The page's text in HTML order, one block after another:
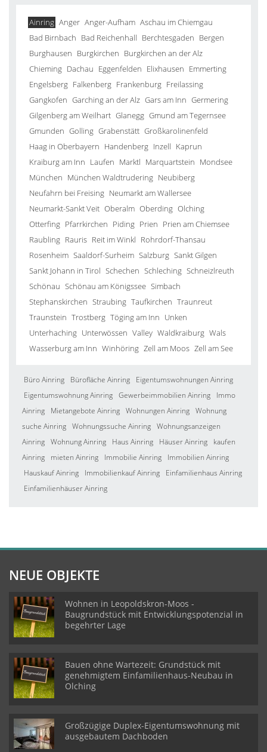
Ainring Anger Anger-Aufham Aschau im Chiemgau
Bad Birnbach Bad Reichenhall Berchtesgaden Bergen
Burghausen Burgkirchen Burgkirchen an der Alz
Chieming Dachau Eggenfelden Elixhausen Emmerting
Engelsberg Falkenberg Frankenburg Freilassing
Gangkofen Garching an der Alz Gars am Inn Germering
Gilgenberg am Weilhart Glanegg Gmund am Tegernsee
Gmunden Golling Grabenstätt Großkarolinenfeld
Haag in Oberbayern Handenberg Inzell Kaprun
Kraiburg am Inn Laufen Marktl Marquartstein Mondsee
München München Waldtrudering Neubiberg
Neufahrn bei Freising Neumarkt am Wallersee
Neumarkt-Sankt Veit Oberalm Oberding Olching
Otterfing Pfarrkirchen Piding Prien Prien am Chiemsee
Raubling Rauris Reit im Winkl Rohrdorf-Thansau
Rosenheim Saaldorf-Surheim Salzburg Sankt Gilgen
Sankt Johann in Tirol Schechen Schleching Schneizlreuth
Schönau Schönau am Königssee Simbach
Stephanskirchen Straubing Taufkirchen Traunreut
Traunstein Trostberg Töging am Inn Unken
Unterhaching Unterwössen Valley Waldkraiburg Wals
Wasserburg am Inn Winhöring Zell am Moos Zell am See
Büro Ainring Bürofläche Ainring
Eigentumswohnungen Ainring
Eigentumswohnung Ainring Gewerbeimmobilien Ainring
Immo
Ainring
Mietangebote Ainring Wohnungen Ainring Wohnung
suche Ainring Wohnungssuche Ainring Wohnungsanzeigen
Ainring Wohnung Ainring Haus Ainring Häuser Ainring
kaufen
Ainring
mieten Ainring Immobilie Ainring
Immobilien Ainring
Hauskauf Ainring
Immobilienkauf Ainring
Einfamilienhaus Ainring
Einfamilienhäuser Ainring
NEUE OBJEKTE
Wohnen in Leopoldskron-Moos -
Baugrundstück mit Entwicklungspotenzial in
begehrter Lage
Bauen ohne Wartezeit: Grundstück mit
genehmigtem Einfamilienhaus-Neubau in
Olching
Großzügige Duplex-Eigentumswohnung mit
ausgebautem Dachboden